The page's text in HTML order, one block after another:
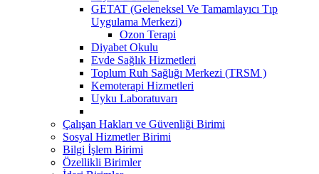
GETAT (Geleneksel Ve Tamamlayıcı Tıp
Uygulama Merkezi)
Ozon Terapi
Diyabet Okulu
Evde Sağlık Hizmetleri
Toplum Ruh Sağlığı Merkezi (TRSM )
Kemoterapi Hizmetleri
Uyku Laboratuvarı
Çalışan Hakları ve Güvenliği Birimi
Sosyal Hizmetler Birimi
Bilgi İşlem Birimi
Özellikli Birimler